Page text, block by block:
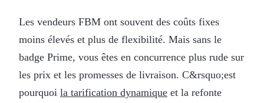
Les vendeurs FBM ont souvent des coûts fixes
moins élevés et plus de flexibilité. Mais sans le
badge Prime, vous êtes en concurrence plus rude sur
les prix et les promesses de livraison. C&rsquo;est
pourquoi la tarification dynamique et la refonte